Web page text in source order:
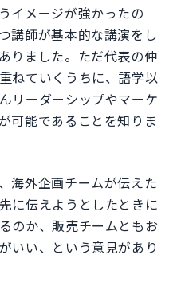
イメージが強かったの
講師が基本的な講演をし
りました。ただ代表の仲
ねていくうちに、語学以
リーダーシップやマーケ
可能であることを知りま
海外企画チームが伝えた
に伝えようとしたときに
のか、販売チームともお
いい、という意見があり